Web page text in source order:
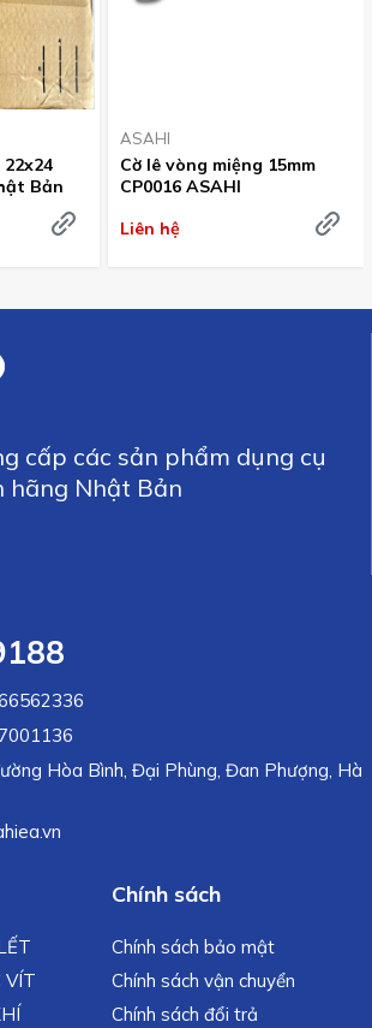
Bản
ASAHI
Cờ lê vòng miệng 15mm
CP0016 ASAHI
Liên hệ
cấp các sản phẩm dụng cụ
hãng Nhật Bản
Hòa Bình, Đại Phùng, Đan Phượng, Hà
VÍT
Chính sách
Chính sách bảo mật
Chính sách vận chuyển
Chính sách đổi trả